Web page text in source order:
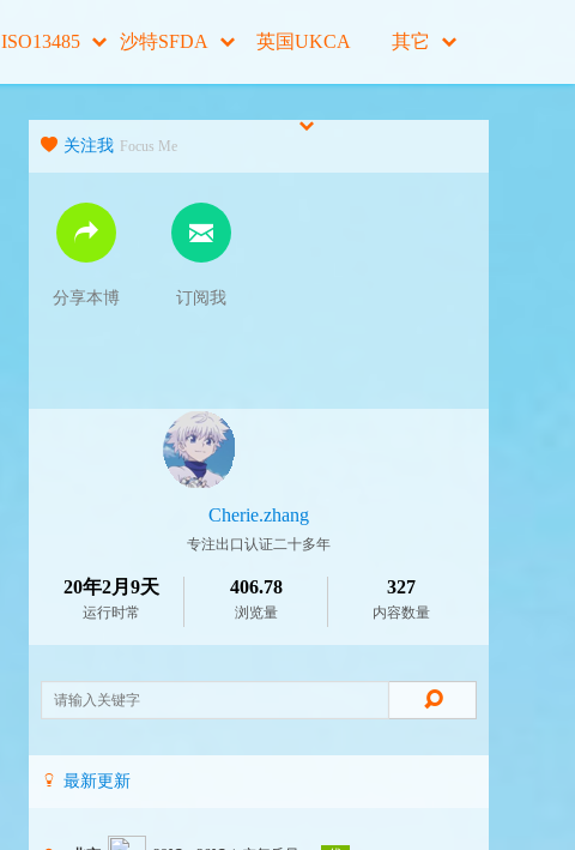
ISO13485 沙特SFDA 英国UKCA 其它
关注我 Focus Me
分享本博 订阅我
Cherie.zhang
专注出口认证二十多年
20年2月9天
运行时常
406.78
浏览量
327
内容数量
最新更新